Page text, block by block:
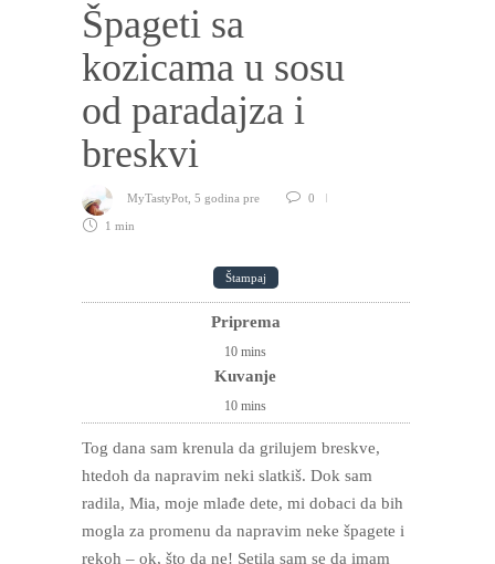
Špageti sa
kozicama u sosu
od paradajza i
breskvi
MyTastyPot, 5 godina pre 0
1 min
Štampaj
Priprema
10 mins
Kuvanje
10 mins
Tog dana sam krenula da grilujem breskve,
htedoh da napravim neki slatkiš. Dok sam
radila, Mia, moje mlađe dete, mi dobaci da bih
mogla za promenu da napravim neke špagete i
rekoh – ok, što da ne! Setila sam se da imam